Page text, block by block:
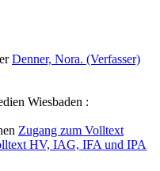
Denner, Nora. (Verfasser)
Wiesbaden :
Zugang zum Volltext
HV, IAG, IFA und IPA